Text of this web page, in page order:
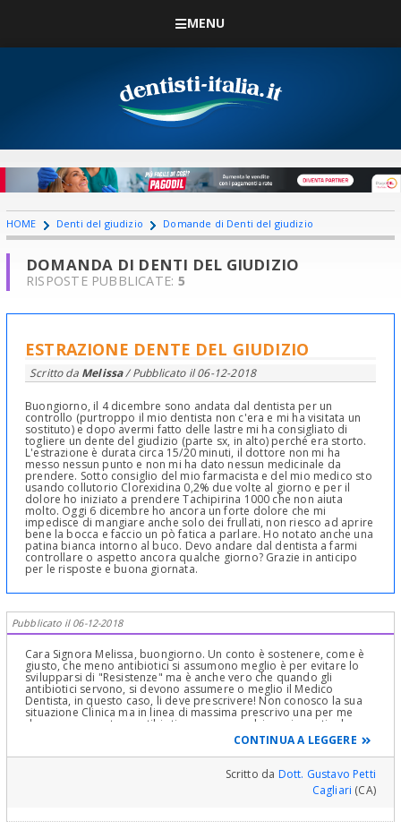
MENU
HOME Denti del giudizio Domande di Denti del giudizio
DOMANDA DI DENTI DEL GIUDIZIO
RISPOSTE PUBBLICATE: 5
ESTRAZIONE DENTE DEL GIUDIZIO
Scritto da Melissa/ Pubblicato il06-12-2018
Buongiorno, il 4 dicembre sono andata dal dentista per un
controllo (purtroppo il mio dentista non c'era e mi ha visitata un
sostituto) e dopo avermi fatto delle lastre mi ha consigliato di
togliere un dente del giudizio (parte sx, in alto) perché era storto.
L'estrazione è durata circa 15/20 minuti, il dottore non mi ha
messo nessun punto e non mi ha dato nessun medicinale da
prendere. Sotto consiglio del mio farmacista e del mio medico sto
usando collutorio Clorexidina 0,2% due volte al giorno e per il
dolore ho iniziato a prendere Tachipirina 1000 che non aiuta
molto. Oggi 6 dicembre ho ancora un forte dolore che mi
impedisce di mangiare anche solo dei frullati, non riesco ad aprire
bene la bocca e faccio un pò fatica a parlare. Ho notato anche una
patina bianca intorno al buco. Devo andare dal dentista a farmi
controllare o aspetto ancora qualche giorno? Grazie in anticipo
per le risposte e buona giornata.
Pubblicato il 06-12-2018
Cara Signora Melissa, buongiorno. Un conto è sostenere, come è
giusto, che meno antibiotici si assumono meglio è per evitare lo
svilupparsi di "Resistenze" ma è anche vero che quando gli
antibiotici servono, si devono assumere o meglio il Medico
Dentista, in questo caso, li deve prescrivere! Non conosco la sua
situazione Clinica ma in linea di massima prescrivo una per me
doverosa copertura antibiotica per una avulsione, in particolare
del dente del giudizio dove esistono complicazioni infettive
"seccanti" come il Trisma (contrattura dei muscoli masseteri non
infrequente in questo tipo di avulsioni o alveoliti in particolare
secche etc e è mia abitudine per lo stesso motivo suturare la ferita
dopo averla disinfettata e trattata anche con spugne di fibrina per
favorire il sanguinamento provocato con cruentazione della ferita
CONTINUA A LEGGERE
Scritto da Dott. Gustavo Petti
Cagliari (CA)